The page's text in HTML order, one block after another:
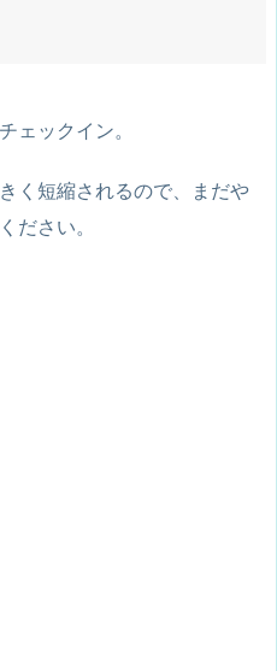
ェックイン。
く短縮されるので、まだや
ださい。